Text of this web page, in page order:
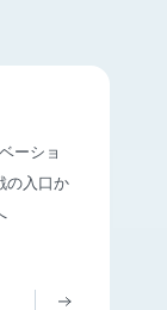
ーショ
の入口か